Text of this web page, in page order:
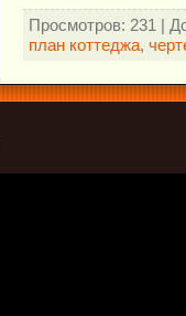
Просмотров: 231 |
план коттеджа,